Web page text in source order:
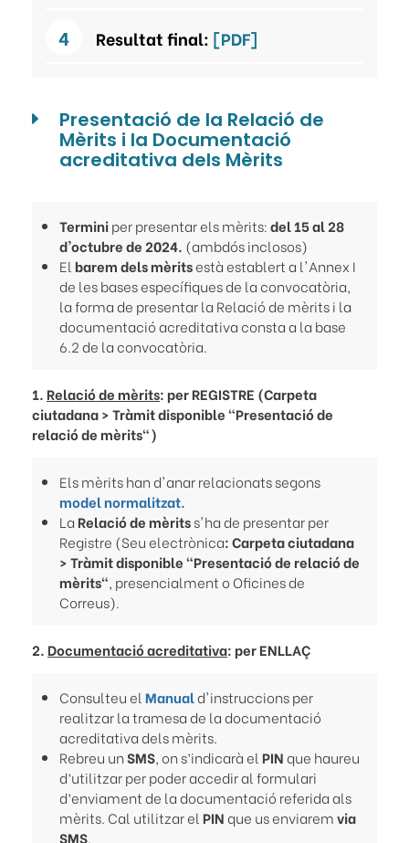
Resultat final: [PDF]
Presentació de la Relació de
Mèrits i la Documentació
acreditativa dels Mèrits
Terminiper presentar els mèrits:del 15 al 28
d'octubre de 2024. (ambdós inclosos)
El barem dels mèritsestà establert a l'Annex I
de les bases específiques de la convocatòria,
la forma de presentar la Relació de mèrits i la
documentació acreditativa consta a la base
6.2 de la convocatòria.
1.Relació de mèrits: per REGISTRE (Carpeta
ciutadana > Tràmit disponible "Presentació de
relació de mèrits")
Els mèrits han d'anar relacionats segons
model normalitzat.
LaRelació de mèritss'ha de presentar per
Registre (Seu electrònica: Carpeta ciutadana
> Tràmit disponible "Presentació de relació de
mèrits", presencialment o Oficines de
Correus).
2.Documentació acreditativa: per ENLLAÇ
Consulteu el Manuald'instruccions per
realitzar la tramesa de la documentació
acreditativa dels mèrits.
Rebreu unSMS, on s’indicarà el PINque haureu
d’utilitzar per poder accedir al formulari
d’enviament de la documentació referida als
mèrits. Cal utilitzar el PINque us enviaremvia
SMS.